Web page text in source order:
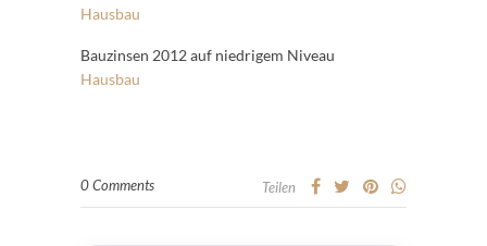
Hausbau
Bauzinsen 2012 auf niedrigem Niveau
Hausbau
0 Comments Teilen